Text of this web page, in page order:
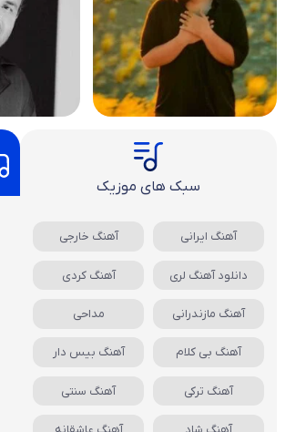
سبک های موزیک
آهنگ ایرانی آهنگ خارجی
دانلود آهنگ لری آهنگ کردی
آهنگ مازندرانی مداحی
آهنگ بی کلام آهنگ بیس دار
آهنگ ترکی آهنگ سنتی